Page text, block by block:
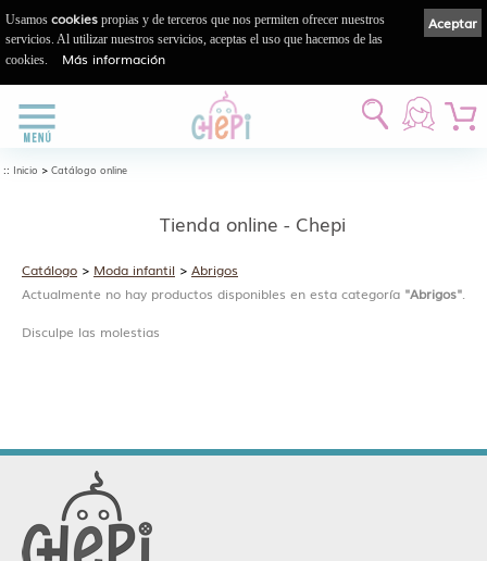
:: Inicio > Catálogo online
Tienda online - Chepi
Catálogo > Moda infantil > Abrigos
Actualmente no hay productos disponibles en esta categoría "Abrigos".
Disculpe las molestias
Aceptar
Usamos cookies propias y de terceros que nos permiten ofrecer nuestros
servicios. Al utilizar nuestros servicios, aceptas el uso que hacemos de las
cookies.
Más información